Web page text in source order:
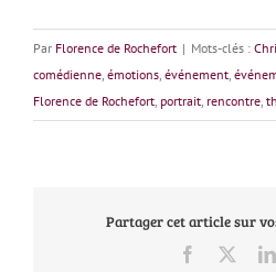
Par Florence de Rochefort | Mots-clés :
comédienne émotions événement
Florence de Rochefort portrait rencontre
Partager cet article sur
Facebook